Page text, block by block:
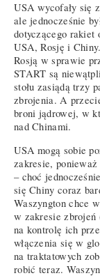
USA wycofały się
ale jednocześnie
dotyczącego rakiet
USA, Rosję i
Rosją w sprawie
START są
stołu zasiądą trzy
zbrojenia. A
broni jądrowej, w
nad Chinami.
USA mogą sobie
zakresie,
– choć
się Chiny coraz
Waszyngton chce
w zakresie
na kontrolę ich
włączenia się w
na traktatowych
robić teraz.